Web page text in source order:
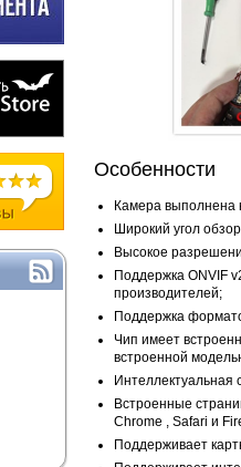
Особенности
Камера выполнена
Широкий угол
Высокое
Поддержка ONVIF
производителей;
Поддержка
Чип имеет
встроенной
Интеллектуальная
Встроенные
Chrome , Safari и
Поддерживает